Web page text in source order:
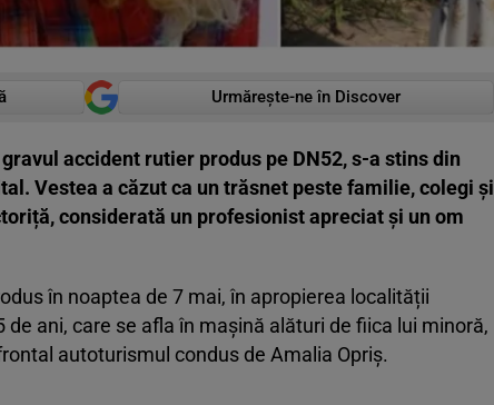
Urmărește-ne în Discover
accident rutier produs pe DN52, s-a stins din
Vestea a căzut ca un trăsnet peste familie, colegi și
considerată un profesionist apreciat și un om
în noaptea de 7 mai, în apropierea localității
de ani, care se afla în mașină alături de fiica lui minoră,
autoturismul condus de Amalia Opriș.